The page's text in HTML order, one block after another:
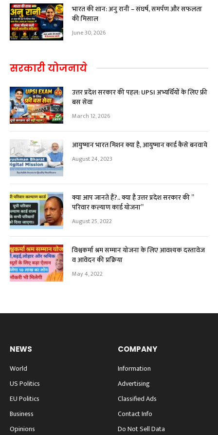
भारत की शान: अनु रानी – संघर्ष, समर्पण और सफलता
की मिसाल
June 30, 2026
सरकारी योजनाये
उत्तर प्रदेश सरकार की पहल: UPSI अभ्यर्थियों के लिए फ्री
बस सेवा
March 12, 2026
आयुष्मान भारत मिशन क्या है, आयुष्मान कार्ड कैसे बनवाये
August 24, 2023
क्या आप जानते हैं?.. क्या है उत्तर प्रदेश सरकार की ”
परिवार कल्याण कार्ड योजना”
August 25, 2022
विश्वकर्मा श्रम सम्मान योजना के लिए आवश्यक दस्तावेज
व आवेदन की प्रक्रिया
May 4, 2022
NEWS
World
US Politics
EU Politics
Business
Opinions
COMPANY
Information
Advertising
Classified Ads
Contact Info
Do Not Sell Data